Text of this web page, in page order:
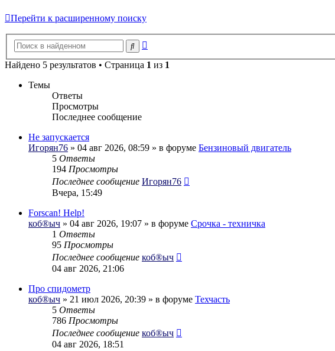
Перейти к расширенному поиску
Поиск
Найдено 5 результатов • Страница 1 из 1
Темы
Ответы
Просмотры
Последнее сообщение
Не запускается
Игорян76 » 04 авг 2026, 08:59 » в форуме Бензиновый двигатель
5 Ответы
194 Просмотры
Последнее сообщение Игорян76
Вчера, 15:49
Forscan! Help!
коб®ыч » 04 авг 2026, 19:07 » в форуме Срочка - техничка
1 Ответы
95 Просмотры
Последнее сообщение коб®ыч
04 авг 2026, 21:06
Про спидометр
коб®ыч » 21 июл 2026, 20:39 » в форуме Техчасть
5 Ответы
786 Просмотры
Последнее сообщение коб®ыч
04 авг 2026, 18:51